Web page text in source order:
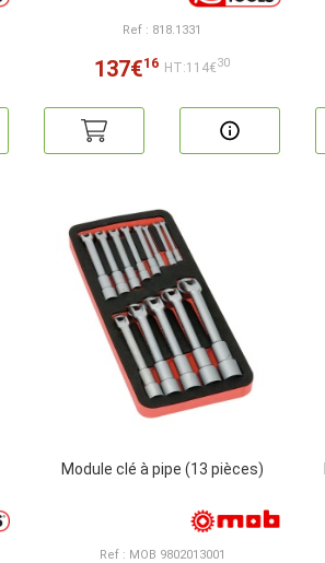
Ref : 818.1331
137€16 HT:114€30
Module clé à pipe (13 pièces)
Ref : MOB 9802013001